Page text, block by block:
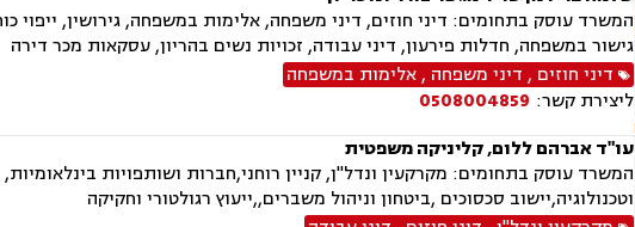
המשרד עוסק בתחומים: דיני חוזים, דיני משפחה, אלימות במשפחה, גירושין, ייפוי
גישור במשפחה, חדלות פירעון, דיני עבודה, זכויות נשים בהריון, עסקאות מכר דירה
דיני חוזים , דיני משפחה ,אלימות במשפחה
ליצירת קשר: 0508004859
עו"ד אברהם ללום, קליניקה משפטית
וטכנולוגיה,יישוב סכסוכים ,ביטחון וניהול משברים,,ייעוץ רגולטורי וחקיקה